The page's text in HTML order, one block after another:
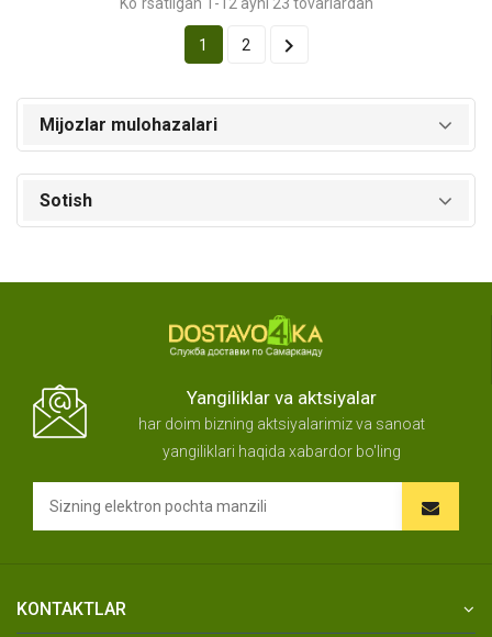
1 2 
Mijozlar mulohazalari
Sotish
Yangiliklar va aktsiyalar
har doim bizning aktsiyalarimiz va sanoat
yangiliklari haqida xabardor bo'ling
KONTAKTLAR